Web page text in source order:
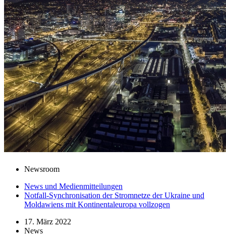
Newsroom
News und Medienmitteilungen
Notfall-Synchronisation der Stromnetze der Ukraine und
Moldawiens mit Kontinentaleuropa vollzogen
17. März 2022
News